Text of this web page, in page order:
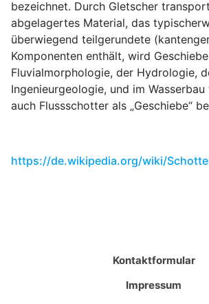
bezeichnet. Durch Gletscher
abgelagertes Material, das
überwiegend teilgerundete
Komponenten enthält, wird
Fluvialmorphologie, der Hydrologie,
Ingenieurgeologie, und im
auch Flussschotter als „Geschiebe“
https://de.wikipedia.org/wiki/
Kontaktformular
Impressum